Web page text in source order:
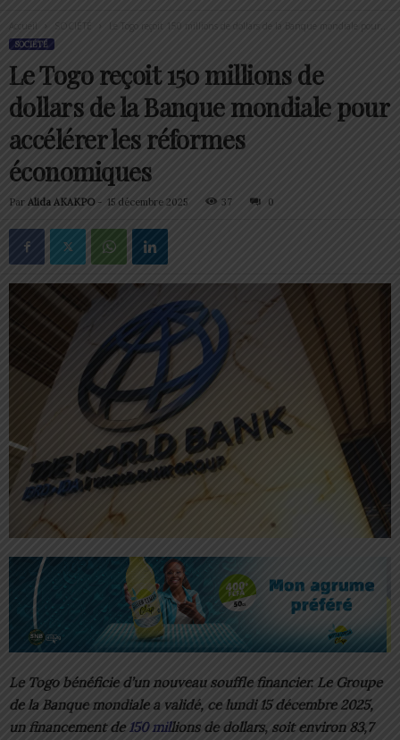
Accueil Le Togo reçoit 150 millions de dollars de la Banque mondiale pour...
SOCIÉTÉ
Le Togo reçoit 150 millions de
dollars de la Banque mondiale pour
accélérer les réformes
économiques
Par Alida AKAKPO- 15 décembre 2025 37 0
Le Togo bénéficie d’un nouveau souffle financier. Le Groupe
de la Banque mondiale a validé, ce lundi 15 décembre 2025,
un financement de150 millions de dollars, soit environ 83,7